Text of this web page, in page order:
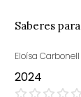
Saberes
Eloísa
2024